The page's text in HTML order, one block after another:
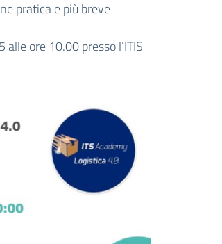
pratica e più breve
ore 10.00 presso l’ITIS